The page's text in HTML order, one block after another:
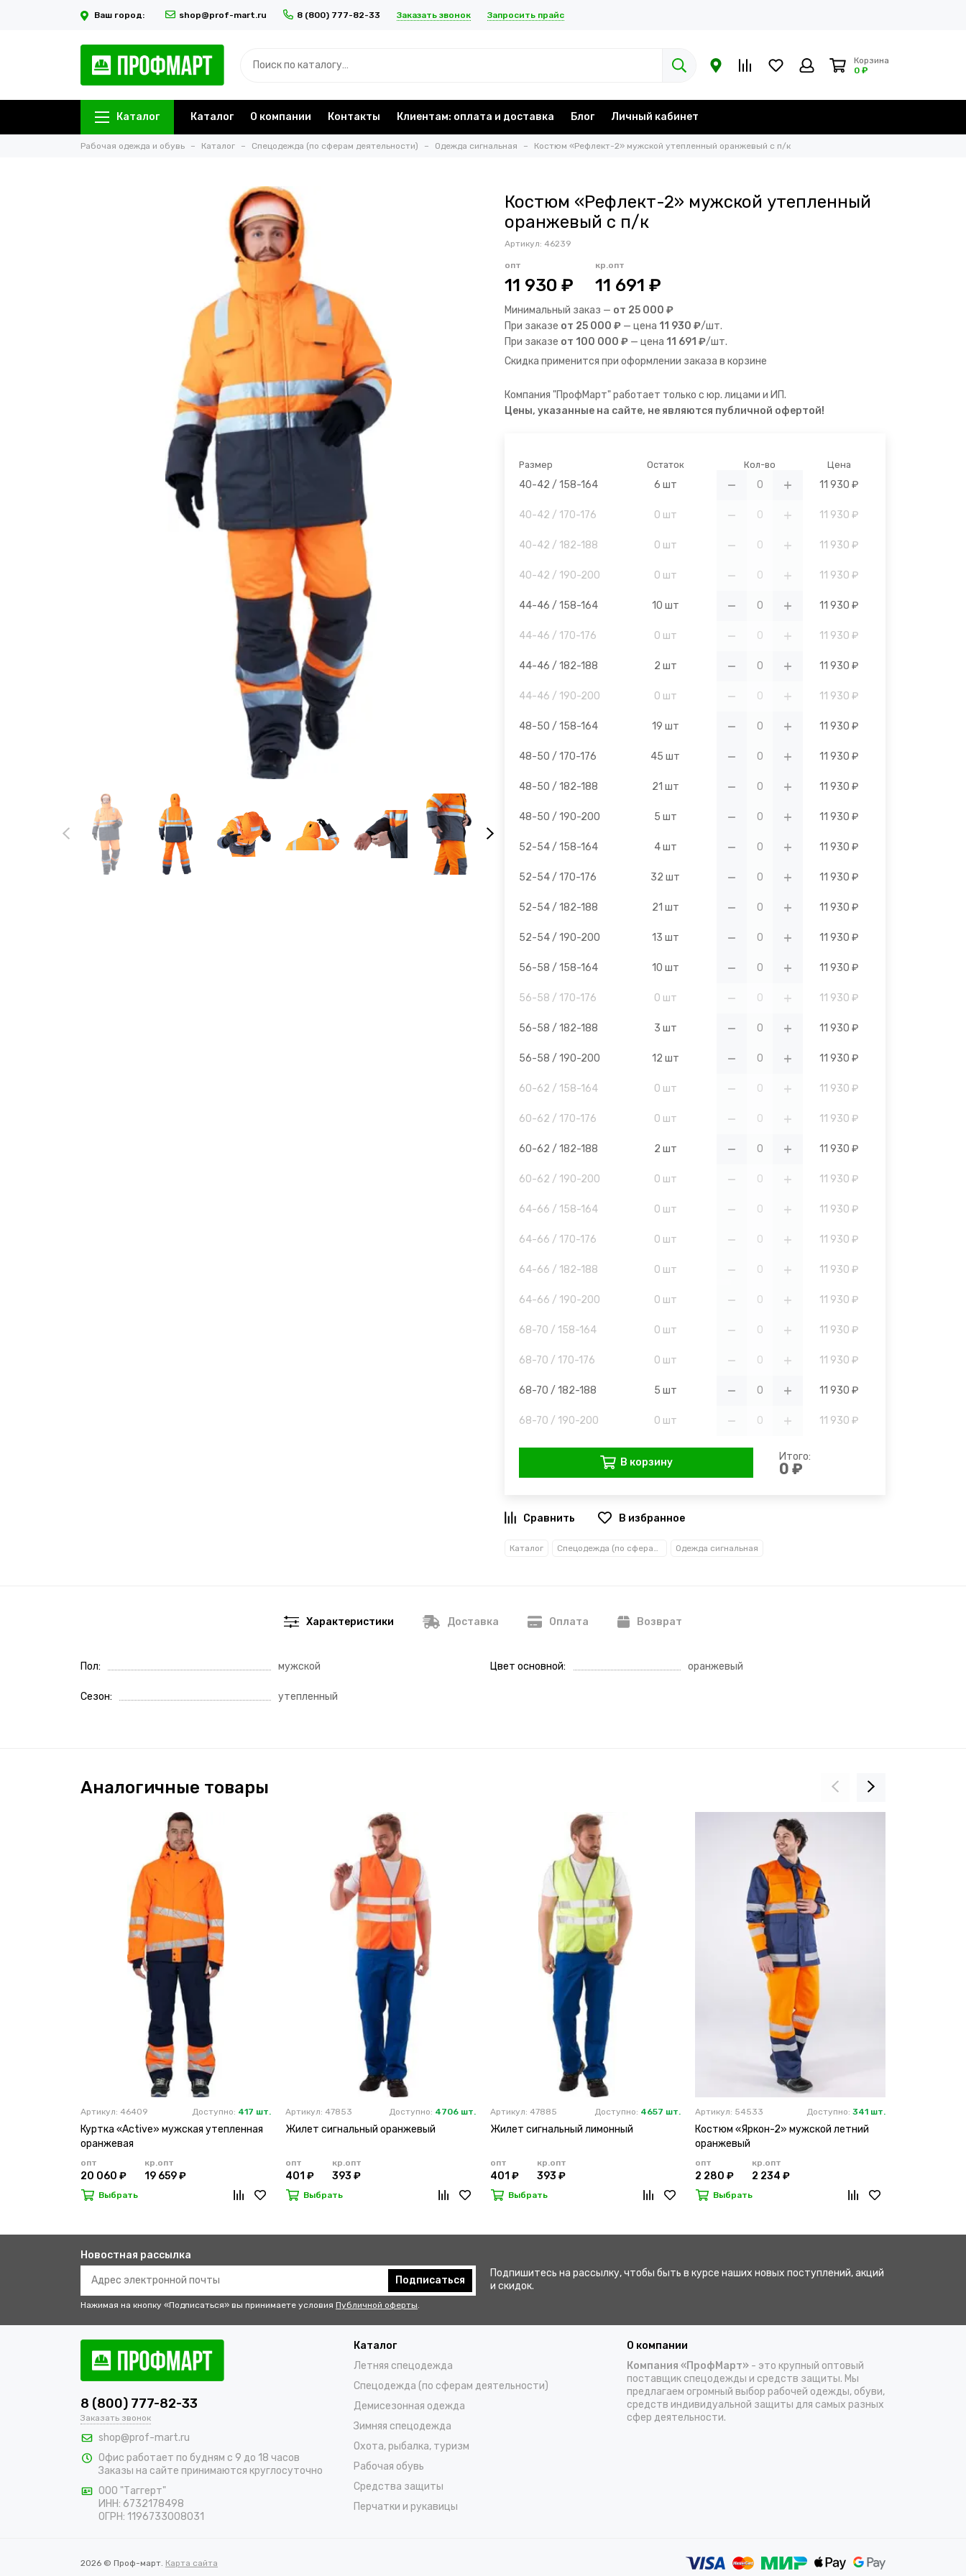
Ваш город: shop@prof-mart.ru 8 (800) 777-82-33 Заказать звонок Запросить прайс
Корзина
0 ₽
Каталог Каталог О компании Контакты Клиентам: оплата и доставка Блог Личный кабинет
Рабочая одежда и обувь Каталог Спецодежда (по сферам деятельности) Одежда сигнальная Костюм «Рефлект-2» мужской утепленный оранжевый с п/к
Костюм «Рефлект-2» мужской утепленный
оранжевый с п/к
Артикул: 46239
опт
11 930 ₽
кр.опт
11 691 ₽
Минимальный заказ — от 25 000 ₽
При заказе от 25 000 ₽ — цена 11 930 ₽/шт.
При заказе от 100 000 ₽ — цена 11 691 ₽/шт.
Скидка применится при оформлении заказа в корзине
Компания "ПрофМарт" работает только с юр. лицами и ИП.
Цены, указанные на сайте, не являются публичной офертой!
Размер Остаток Кол-во Цена
40-42 / 158-164 6 шт 11 930 ₽
40-42 / 170-176 0 шт 11 930 ₽
40-42 / 182-188 0 шт 11 930 ₽
40-42 / 190-200 0 шт 11 930 ₽
44-46 / 158-164 10 шт 11 930 ₽
44-46 / 170-176 0 шт 11 930 ₽
44-46 / 182-188 2 шт 11 930 ₽
44-46 / 190-200 0 шт 11 930 ₽
48-50 / 158-164 19 шт 11 930 ₽
48-50 / 170-176 45 шт 11 930 ₽
48-50 / 182-188 21 шт 11 930 ₽
48-50 / 190-200 5 шт 11 930 ₽
52-54 / 158-164 4 шт 11 930 ₽
52-54 / 170-176 32 шт 11 930 ₽
52-54 / 182-188 21 шт 11 930 ₽
52-54 / 190-200 13 шт 11 930 ₽
56-58 / 158-164 10 шт 11 930 ₽
56-58 / 170-176 0 шт 11 930 ₽
56-58 / 182-188 3 шт 11 930 ₽
56-58 / 190-200 12 шт 11 930 ₽
60-62 / 158-164 0 шт 11 930 ₽
60-62 / 170-176 0 шт 11 930 ₽
60-62 / 182-188 2 шт 11 930 ₽
60-62 / 190-200 0 шт 11 930 ₽
64-66 / 158-164 0 шт 11 930 ₽
64-66 / 170-176 0 шт 11 930 ₽
64-66 / 182-188 0 шт 11 930 ₽
64-66 / 190-200 0 шт 11 930 ₽
68-70 / 158-164 0 шт 11 930 ₽
68-70 / 170-176 0 шт 11 930 ₽
68-70 / 182-188 5 шт 11 930 ₽
68-70 / 190-200 0 шт 11 930 ₽
В корзину Итого:
0 ₽
В избранное
Каталог Спецодежда (по сферам деятельности) Одежда сигнальная
Характеристики Доставка Оплата Возврат
Пол мужской
Сезон утепленный
Цвет основной оранжевый
Аналогичные товары
Артикул: 46409 Доступно: 417 шт.
Куртка «Active» мужская утепленная
оранжевая
опт
20 060 ₽
кр.опт
19 659 ₽
Выбрать
Артикул: 47853 Доступно: 4706 шт.
Жилет сигнальный оранжевый
опт
401 ₽
кр.опт
393 ₽
Выбрать
Артикул: 47885 Доступно: 4657 шт.
Жилет сигнальный лимонный
опт
401 ₽
кр.опт
393 ₽
Выбрать
Артикул: 54533 Доступно: 341 шт.
Костюм «Яркон-2» мужской летний
оранжевый
опт
2 280 ₽
кр.опт
2 234 ₽
Выбрать
Новостная рассылка
Подписаться
Нажимая на кнопку «Подписаться» вы принимаете условия Публичной оферты.
Подпишитесь на рассылку, чтобы быть в курсе наших новых поступлений, акций
и скидок.
8 (800) 777-82-33
Заказать звонок
shop@prof-mart.ru
Офис работает по будням с 9 до 18 часов
Заказы на сайте принимаются круглосуточно
ООО "Таггерт"
ИНН: 6732178498
ОГРН: 1196733008031
Каталог
Летняя спецодежда
Спецодежда (по сферам деятельности)
Демисезонная одежда
Зимняя спецодежда
Охота, рыбалка, туризм
Рабочая обувь
Средства защиты
Перчатки и рукавицы
О компании
Компания «ПрофМарт» - это крупный оптовый
поставщик спецодежды и средств защиты. Мы
предлагаем огромный выбор рабочей одежды, обуви,
средств индивидуальной защиты для самых разных
сфер деятельности.
2026 © Проф-март. Карта сайта